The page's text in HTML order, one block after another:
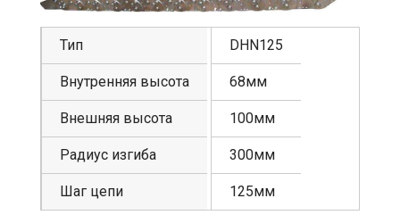
Тип
Внутренняя высота
Внешняя высота
Радиус изгиба
Шаг цепи
DHN125
68мм
100мм
300мм
125мм